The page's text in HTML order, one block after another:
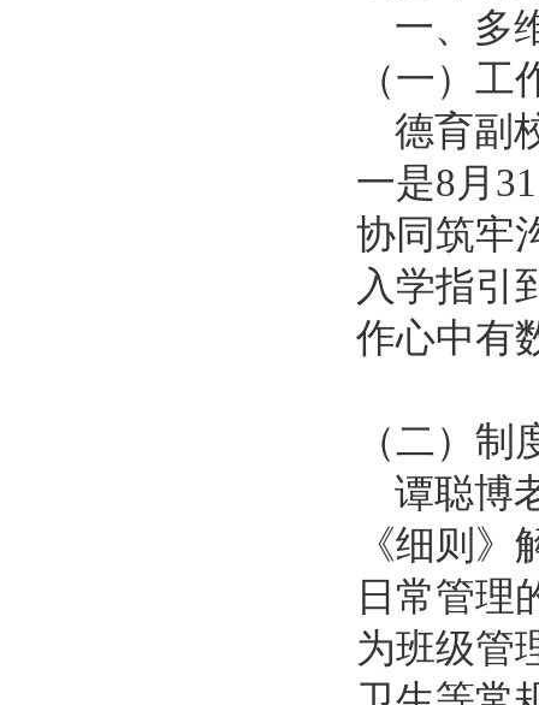
一、 多
（一） 工
德育副
一是8月
协同筑牢
入学指引
作心中有
（二） 制
谭聪博
《细则》
日常管理
为班级管